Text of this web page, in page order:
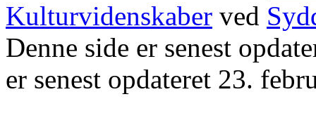
Kulturvidenskaber ved
Denne side er senest
er senest opdateret 23.